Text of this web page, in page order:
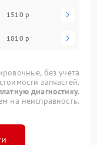
1510 р
1810 р
без учета
стоимости запчастей.
диагностику.
на неисправность.